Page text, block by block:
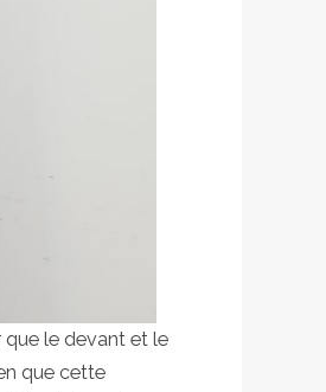
que le devant et le
que cette